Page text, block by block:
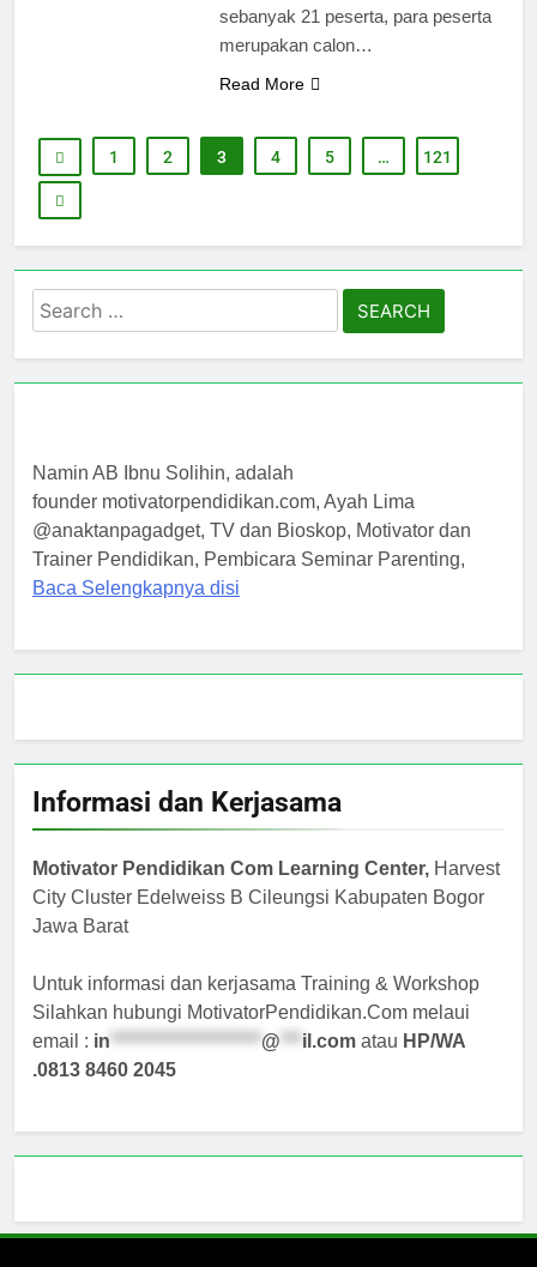
sebanyak 21 peserta, para peserta
merupakan calon…
Read More
1 2 3 4 5 … 121
Search
for:
Namin AB Ibnu Solihin, adalah
founder motivatorpendidikan.com, Ayah Lima
@anaktanpagadget, TV dan Bioskop, Motivator dan
Trainer Pendidikan, Pembicara Seminar Parenting,
Baca Selengkapnya disi
Informasi dan Kerjasama
Motivator Pendidikan Com Learning Center, Harvest
City Cluster Edelweiss B Cileungsi Kabupaten Bogor
Jawa Barat
Untuk informasi dan kerjasama Training & Workshop
Silahkan hubungi MotivatorPendidikan.Com melaui
email : in ********************* @ *** il.com atau HP/WA
.0813 8460 2045